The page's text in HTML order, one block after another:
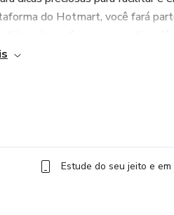
do Hotmart, você fará
Estude do seu jeito e